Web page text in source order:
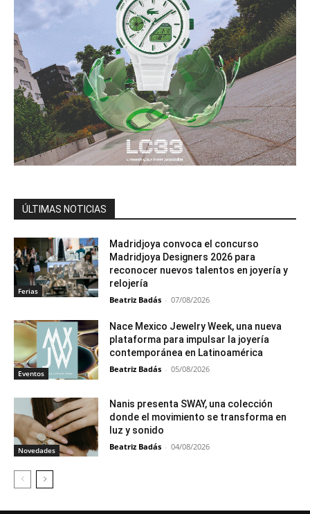
ÚLTIMAS NOTICIAS
Ferias
Madridjoya convoca el concurso
Madridjoya Designers 2026 para
reconocer nuevos talentos en joyería y
relojería
Beatriz Badás - 07/08/2026
Eventos
Nace Mexico Jewelry Week, una nueva
plataforma para impulsar la joyería
contemporánea en Latinoamérica
Beatriz Badás - 05/08/2026
Novedades
Nanis presenta SWAY, una colección
donde el movimiento se transforma en
luz y sonido
Beatriz Badás - 04/08/2026